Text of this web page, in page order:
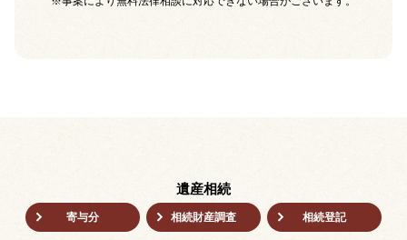
遺産相続
寄与分 相続財産調査 相続登記